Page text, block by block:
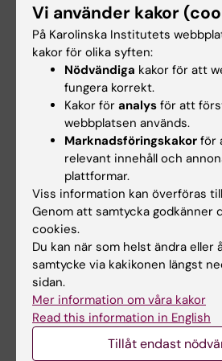
Bildgalleri
+ 7 images
Swedish Society for
SSFN
Åsa Konradsson Geuken,
universitet och tillträdande
SSFN (Svenska Sällskapet för
Neurovetenskap), besökte
informerade besökare och
verksamheten.
Vi använder kakor
På Karolinska Institutets
kakor för olika syften:
Nödvändiga kakor för att
fungera korrekt.
Kakor för analys för att
webbplatsen används.
Marknadsföringskakor för
relevant innehåll och
plattformar.
Viss information kan överföras
Genom att samtycka godkänner
cookies.
Du kan när som helst ändra eller
samtycke via kakikonen längst
sidan.
Mer information om våra kakor
Read this information in English
Tillåt endast